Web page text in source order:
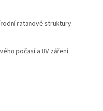
ratanové struktury
počasí a UV záření